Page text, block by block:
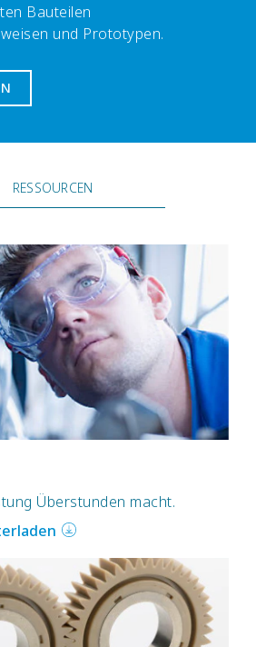
Bauteilen
und Prototypen.
RESSOURCEN
Überstunden macht.